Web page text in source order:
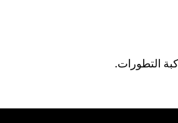
التطورات.